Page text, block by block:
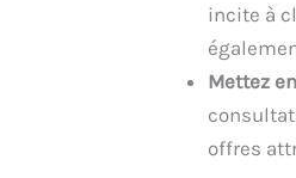
incite à
Mettez
offres